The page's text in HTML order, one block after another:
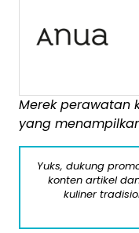
Merek perawatan
yang
Yuks, dukung
konten artikel
kuliner